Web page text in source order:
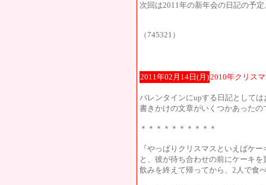
次回は2011年の新年会の日記の予定
（745321）
2011年02月14日(月)2010年クリス
バレンタインにupする日記として
書きかけの文章がいくつかあった
＊＊＊＊＊＊＊＊＊＊
『やっぱりクリスマスといえばケ
と、彼が待ち合わせの前にケーキ
飲みを終えて帰ってから、2人で食